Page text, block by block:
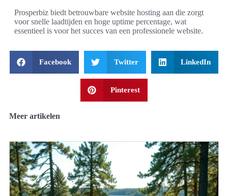
Prosperbiz biedt betrouwbare website hosting aan die zorgt
voor snelle laadtijden en hoge uptime percentage, wat
essentieel is voor het succes van een professionele website.
Facebook Twitter LinkedIn
Pinterest
Meer artikelen